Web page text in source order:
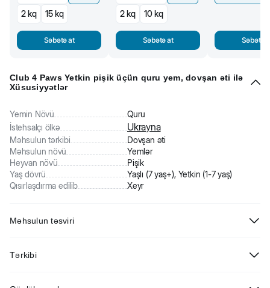
2 kq
15 kq
Səbətə at
2 kq
10 kq
Səbətə at Səbətə
Club 4 Paws Yetkin pişik üçün quru yem, dovşan əti ilə
Xüsusiyyətlər
Yemin Növü
Quru
İstehsalçı ölkə
Ukrayna
Məhsulun tərkibi
Dovşan əti
Məhsulun növü
Yemlər
Heyvan növü
Pişik
Yaş dövrü
Yaşlı (7 yaş+), Yetkin (1-7 yaş)
Qısırlaşdırma edilib
Xeyr
Məhsulun təsviri
balanslaşdırılmış rasion.Tərkibini ilk növbədə 26% ət inqrediyentləri
Tərkibi